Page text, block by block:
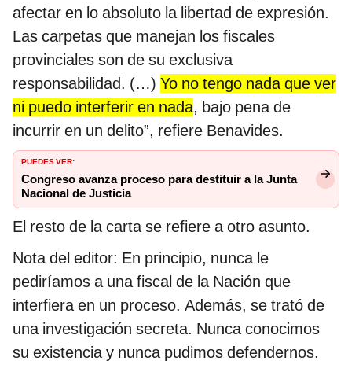
afectar en lo absoluto la libertad de expresión.
Las carpetas que manejan los fiscales
provinciales son de su exclusiva
responsabilidad. (…) Yo no tengo nada que ver
ni puedo interferir en nada, bajo pena de
incurrir en un delito”, refiere Benavides.
PUEDES VER:
Congreso avanza proceso para destituir a la Junta
Nacional de Justicia
El resto de la carta se refiere a otro asunto.
Nota del editor: En principio, nunca le
pediríamos a una fiscal de la Nación que
interfiera en un proceso. Además, se trató de
una investigación secreta. Nunca conocimos
su existencia y nunca pudimos defendernos.